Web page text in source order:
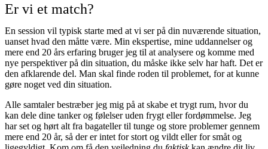
Er vi et match?
En session vil typisk starte med at vi ser på din nuværende situation,
uanset hvad den måtte være. Min ekspertise, mine uddannelser og
mere end 20 års erfaring bruger jeg til at analysere og komme med
nye perspektiver på din situation, du måske ikke selv har haft. Det er
den afklarende del. Man skal finde roden til problemet, for at kunne
gøre noget ved din situation.
Alle samtaler bestræber jeg mig på at skabe et trygt rum, hvor du
kan dele dine tanker og følelser uden frygt eller fordømmelse. Jeg
har set og hørt alt fra bagateller til tunge og store problemer gennem
mere end 20 år, så der er intet for stort og vildt eller for småt og